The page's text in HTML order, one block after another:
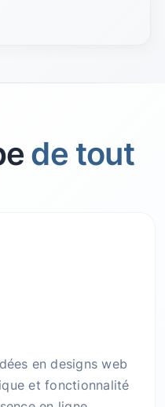
de tout
en designs web
et fonctionnalité